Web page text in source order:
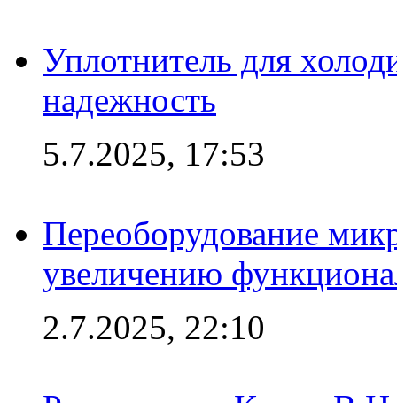
Уплотнитель для
надежность
5.7.2025, 17:53
Переоборудование
увеличению
2.7.2025, 22:10